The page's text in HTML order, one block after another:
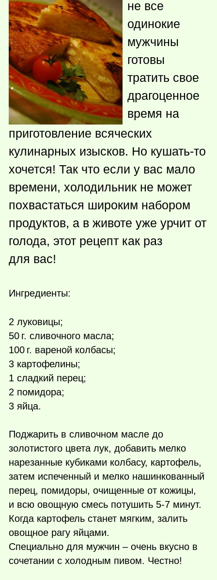
не все
одинокие
мужчины
готовы
тратить свое
драгоценное
время на
приготовление всяческих
кулинарных изысков. Но кушать-то
хочется! Так что если у вас мало
времени, холодильник не может
похвастаться широким набором
продуктов, а в животе уже урчит от
голода, этот рецепт как раз
для вас!
Ингредиенты:
2 луковицы;
50 г. сливочного масла;
100 г. вареной колбасы;
3 картофелины;
1 сладкий перец;
2 помидора;
3 яйца.
Поджарить в сливочном масле до
золотистого цвета лук, добавить мелко
нарезанные кубиками колбасу, картофель,
затем испеченный и мелко нашинкованный
перец, помидоры, очищенные от кожицы,
и всю овощную смесь потушить 5-7 минут.
Когда картофель станет мягким, залить
овощное рагу яйцами.
Специально для мужчин – очень вкусно в
сочетании с холодным пивом. Честно!